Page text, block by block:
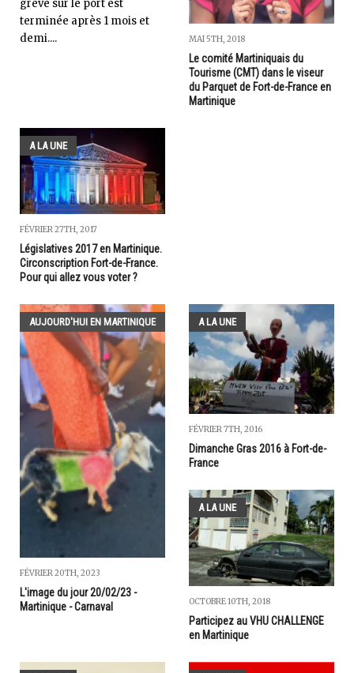
grève sur le port est
terminée après 1 mois et
demi....
MAI 5TH, 2018
Le comité Martiniquais du
Tourisme (CMT) dans le viseur
du Parquet de Fort-de-France en
Martinique
A LA UNE
FÉVRIER 27TH, 2017
Législatives 2017 en Martinique.
Circonscription Fort-de-France.
Pour qui allez vous voter ?
AUJOURD'HUI EN MARTINIQUE
FÉVRIER 20TH, 2023
L'image du jour 20/02/23 -
Martinique - Carnaval
A LA UNE
FÉVRIER 7TH, 2016
Dimanche Gras 2016 à Fort-de-
France
A LA UNE
OCTOBRE 10TH, 2018
Participez au VHU CHALLENGE
en Martinique